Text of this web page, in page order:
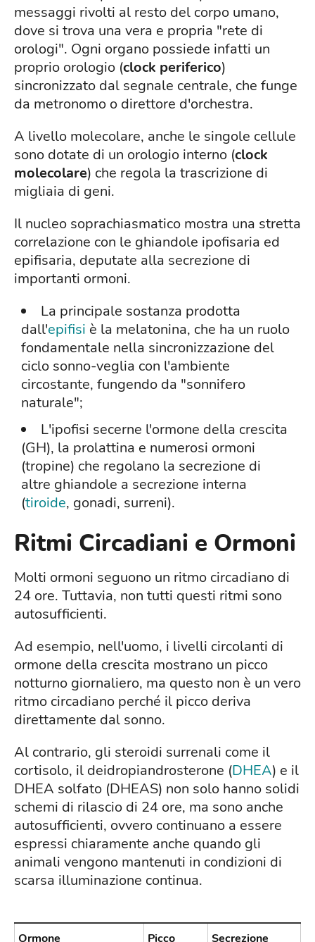
messaggi rivolti al resto del corpo umano,
dove si trova una vera e propria "rete di
orologi". Ogni organo possiede infatti un
proprio orologio (clock periferico)
sincronizzato dal segnale centrale, che funge
da metronomo o direttore d'orchestra.
A livello molecolare, anche le singole cellule
sono dotate di un orologio interno (clock
molecolare) che regola la trascrizione di
migliaia di geni.
Il nucleo soprachiasmatico mostra una stretta
correlazione con le ghiandole ipofisaria ed
epifisaria, deputate alla secrezione di
importanti ormoni.
La principale sostanza prodotta
dall'epifisi è la melatonina, che ha un ruolo
fondamentale nella sincronizzazione del
ciclo sonno-veglia con l'ambiente
circostante, fungendo da "sonnifero
naturale";
L'ipofisi secerne l'ormone della crescita
(GH), la prolattina e numerosi ormoni
(tropine) che regolano la secrezione di
altre ghiandole a secrezione interna
(tiroide, gonadi, surreni).
Ritmi Circadiani e Ormoni
Molti ormoni seguono un ritmo circadiano di
24 ore. Tuttavia, non tutti questi ritmi sono
autosufficienti.
Ad esempio, nell'uomo, i livelli circolanti di
ormone della crescita mostrano un picco
notturno giornaliero, ma questo non è un vero
ritmo circadiano perché il picco deriva
direttamente dal sonno.
Al contrario, gli steroidi surrenali come il
cortisolo, il deidropiandrosterone (DHEA) e il
DHEA solfato (DHEAS) non solo hanno solidi
schemi di rilascio di 24 ore, ma sono anche
autosufficienti, ovvero continuano a essere
espressi chiaramente anche quando gli
animali vengono mantenuti in condizioni di
scarsa illuminazione continua.
Ormone Picco Secrezione